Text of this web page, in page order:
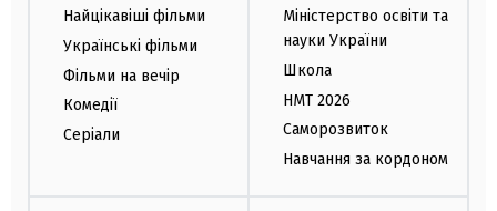
Найцікавіші фільми
Українські фільми
Фільми на вечір
Комедії
Серіали
Міністерство освіти та
науки України
Школа
НМТ 2026
Саморозвиток
Навчання за кордоном